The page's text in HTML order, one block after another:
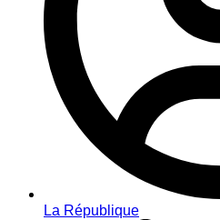
La République